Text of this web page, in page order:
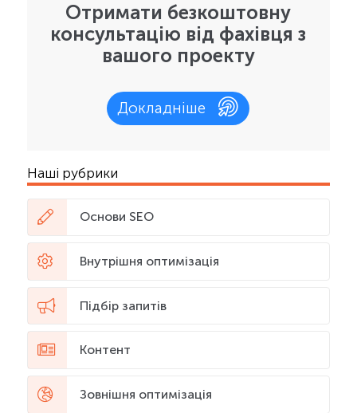
Отримати безкоштовну
консультацію від фахівця з
вашого проекту
Докладніше
Наші рубрики
Основи SEO
Внутрішня оптимізація
Підбір запитів
Контент
Зовнішня оптимізація